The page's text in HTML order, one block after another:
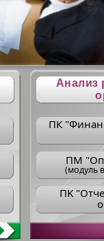
Анализ
ПК
ПM
(модуль
ПK